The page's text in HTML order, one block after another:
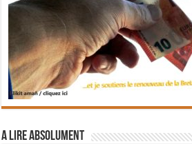
A lire absolument